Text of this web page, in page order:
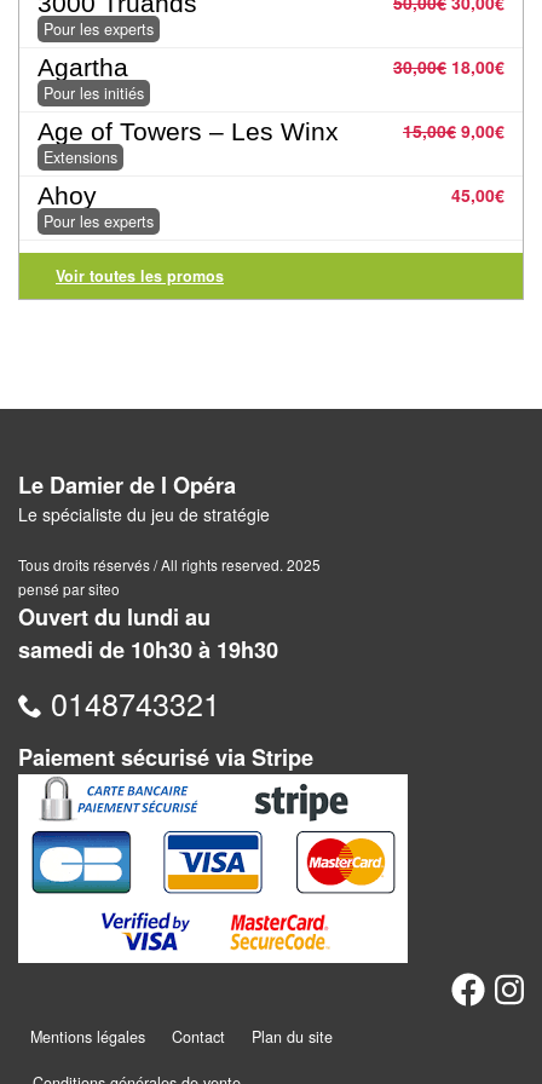
Pour
2
Joueurs
Ambiance
Coopératif
Gestion
Escape
Enquête
évolutifs
abstraits
Extensions
têtes
Accessoires
Backgammon
Jeux
traditionnels
Dominos
Jeu
Pour les experts
30,00€ 18,00€
Agartha
Pour les initiés
15,00€ 9,00€
Age of Towers – Les Winx
Extensions
45,00€
Ahoy
Pour les experts
Voir toutes les promos
Le Damier de l Opéra
Le spécialiste du jeu de stratégie
Tous droits réservés / All rights reserved. 2025
pensé par siteo
Ouvert du lundi au
samedi de 10h30 à 19h30
0148743321
Paiement sécurisé via Stripe
Mentions légales Contact Plan du site